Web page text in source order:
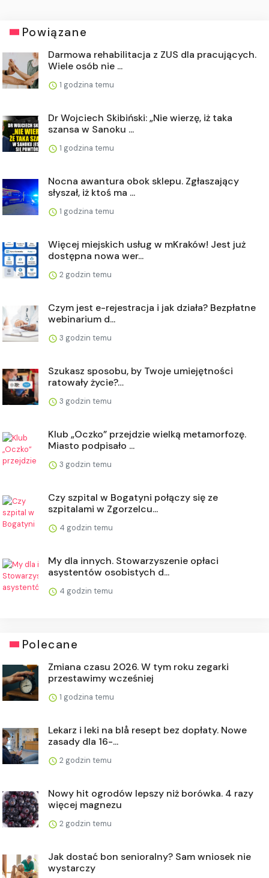
Powiązane
Darmowa rehabilitacja z ZUS dla pracujących.
Wiele osób nie ...
1 godzina temu
Dr Wojciech Skibiński: „Nie wierzę, iż taka
szansa w Sanoku ...
1 godzina temu
Nocna awantura obok sklepu. Zgłaszający
słyszał, iż ktoś ma ...
1 godzina temu
Więcej miejskich usług w mKraków! Jest już
dostępna nowa wer...
2 godzin temu
Czym jest e-rejestracja i jak działa? Bezpłatne
webinarium d...
3 godzin temu
Szukasz sposobu, by Twoje umiejętności
ratowały życie?…
3 godzin temu
Klub „Oczko” przejdzie wielką metamorfozę.
Miasto podpisało ...
3 godzin temu
Czy szpital w Bogatyni połączy się ze
szpitalami w Zgorzelcu...
4 godzin temu
My dla innych. Stowarzyszenie opłaci
asystentów osobistych d...
4 godzin temu
Polecane
Zmiana czasu 2026. W tym roku zegarki
przestawimy wcześniej
1 godzina temu
Lekarz i leki na blå resept bez dopłaty. Nowe
zasady dla 16-...
2 godzin temu
Nowy hit ogrodów lepszy niż borówka. 4 razy
więcej magnezu
2 godzin temu
Jak dostać bon senioralny? Sam wniosek nie
wystarczy